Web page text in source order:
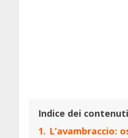
Indice dei contenuti
1. L’avambraccio: